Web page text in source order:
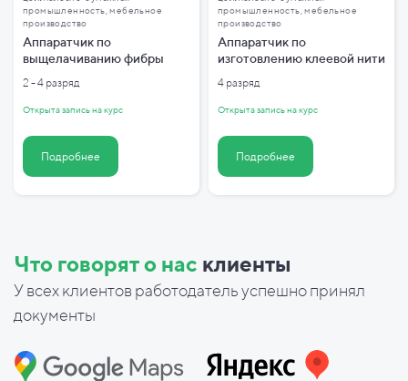
промышленность, мебельное
производство
Аппаратчик по
выщелачиванию фибры
2 - 4 разряд
Открыта запись на курс
Подробнее
промышленность, мебельное
производство
Аппаратчик по
изготовлению клеевой нити
4 разряд
Открыта запись на курс
Подробнее
Что говорят о нас клиенты
У всех клиентов работодатель успешно принял
документы